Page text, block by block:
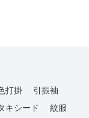
打掛
引振袖
キシード
紋服